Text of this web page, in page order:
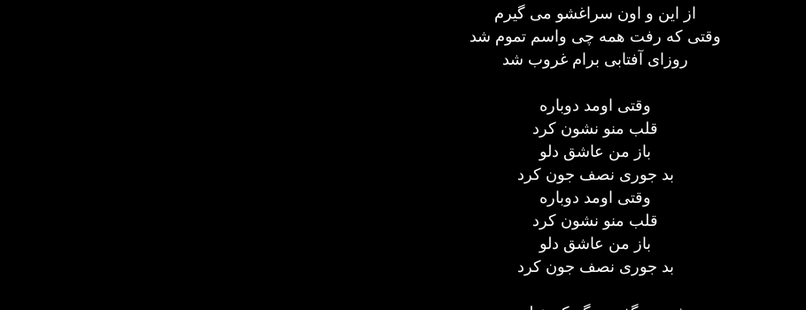
از این و اون سراغشو می گیرم
وقتی که رفت همه چی واسم تموم شد
روزای آفتابی برام غروب شد
وقتی اومد دوباره
قلب منو نشون کرد
باز من عاشق دلو
بد جوری نصف جون کرد
وقتی اومد دوباره
قلب منو نشون کرد
باز من عاشق دلو
بد جوری نصف جون کرد